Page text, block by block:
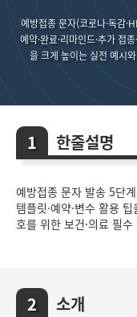
예방접종 문자(코로나·독감
예약·완료·리마인드·추가 접
을 크게 높이는 실전 예시
한줄설명
예방접종 문자 발송 5단
템플릿·예약·변수 활용
호를 위한 보건·의료 필수
소개